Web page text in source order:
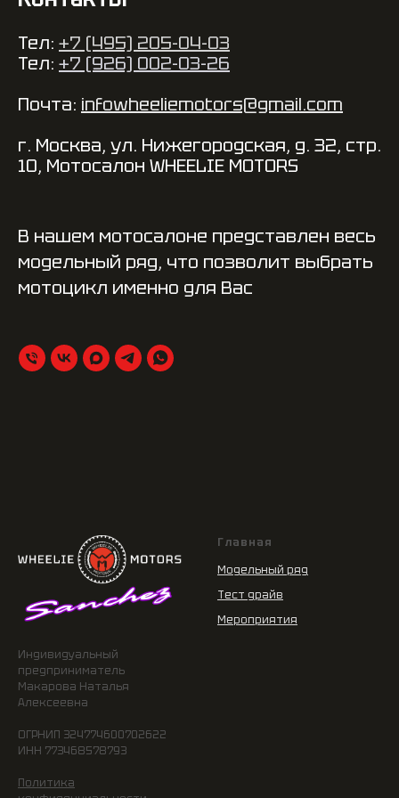
Тел: +7 (495) 205-04-03
Тел: +7 (926) 002-03-26
Почта: infowheeliemotors@gmail.com
г. Москва, ул. Нижегородская, д. 32, стр.
10, Мотосалон WHEELIE MOTORS
В нашем мотосалоне представлен весь
модельный ряд, что позволит выбрать
мотоцикл именно для Вас
Индивидуальный
предприниматель
Макарова Наталья
Алексеевна
ОГРНИП 324774600702622
ИНН 773468578793
Политика
Главная
Модельный ряд
Тест драйв
Мероприятия